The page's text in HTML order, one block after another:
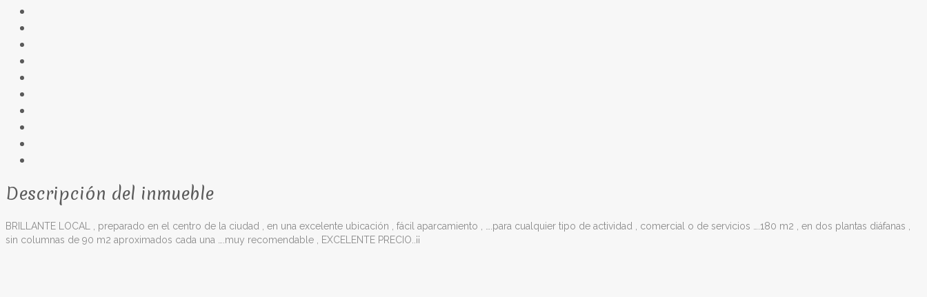
Descripción del inmueble
BRILLANTE LOCAL , preparado en el centro de la ciudad , en una excelente ubicación , fácil aparcamiento , ….para cualquier tipo de actividad , comercial o de servicios ….180 m2 , en dos plantas diáfanas ,
sin columnas de 90 m2 aproximados cada una ….muy recomendable , EXCELENTE PRECIO..¡¡